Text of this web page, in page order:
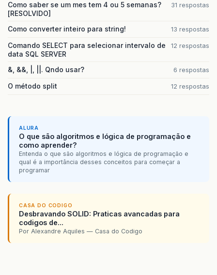
Como saber se um mes tem 4 ou 5 semanas?
[RESOLVIDO]
31 respostas
Como converter inteiro para string! 13 respostas
Comando SELECT para selecionar intervalo de
data SQL SERVER
12 respostas
&, &&, |, ||. Qndo usar? 6 respostas
O método split 12 respostas
ALURA
O que são algoritmos e lógica de programação e
como aprender?
Entenda o que são algoritmos e lógica de programação e
qual é a importância desses conceitos para começar a
programar
CASA DO CODIGO
Desbravando SOLID: Praticas avancadas para
codigos de...
Por Alexandre Aquiles — Casa do Codigo